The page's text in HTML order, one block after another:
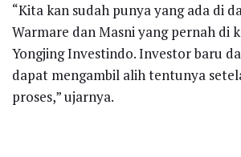
“Kita kan sudah punya yang ada di
Warmare dan Masni yang pernah di
Yongjing Investindo. Investor baru
dapat mengambil alih tentunya
proses,” ujarnya.